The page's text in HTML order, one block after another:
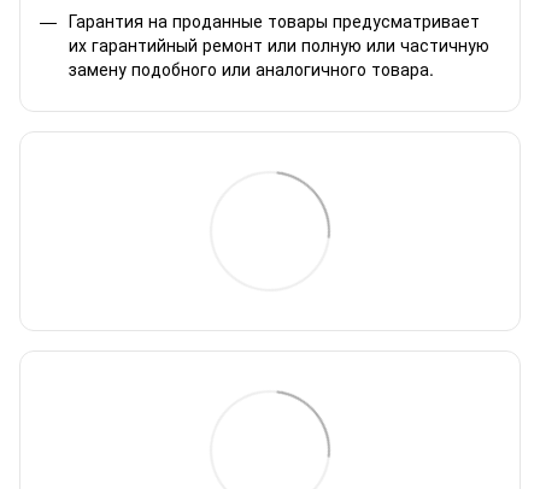
Гарантия на проданные товары предусматривает
их гарантийный ремонт или полную или частичную
замену подобного или аналогичного товара.